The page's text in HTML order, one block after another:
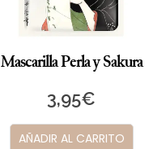
Mascarilla Perla y Sakura
3,95€
AÑADIR AL CARRITO